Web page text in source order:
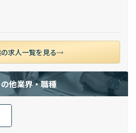
求人一覧を見る
他業界・職種